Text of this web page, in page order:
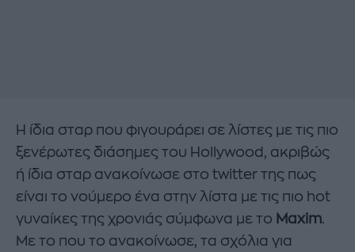
Η ίδια σταρ που φιγουράρει σε λίστες με τις πιο
ξενέρωτες διάσημες του Hollywood, ακριβώς
ή ίδια σταρ ανακοίνωσε στο twitter της πως
είναι το νούμερο ένα στην λίστα με τις πιο hot
γυναίκες της χρονιάς σύμφωνα με το Maxim.
Με το που το ανακοίνωσε, τα σχόλια για